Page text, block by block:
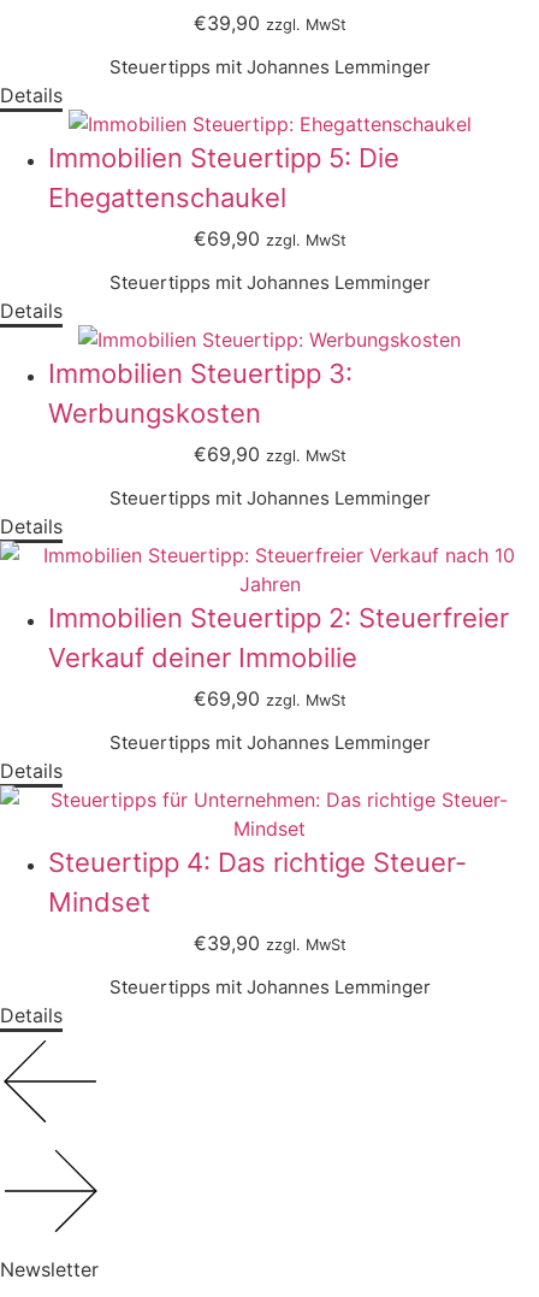
€39,90 zzgl. MwSt
Steuertipps mit Johannes Lemminger
Details
Immobilien Steuertipp 5: Die
Ehegattenschaukel
€69,90 zzgl. MwSt
Steuertipps mit Johannes Lemminger
Details
Immobilien Steuertipp 3:
Werbungskosten
€69,90 zzgl. MwSt
Steuertipps mit Johannes Lemminger
Details
Immobilien Steuertipp 2: Steuerfreier
Verkauf deiner Immobilie
€69,90 zzgl. MwSt
Steuertipps mit Johannes Lemminger
Details
Steuertipp 4: Das richtige Steuer-
Mindset
€39,90 zzgl. MwSt
Steuertipps mit Johannes Lemminger
Details
Newsletter